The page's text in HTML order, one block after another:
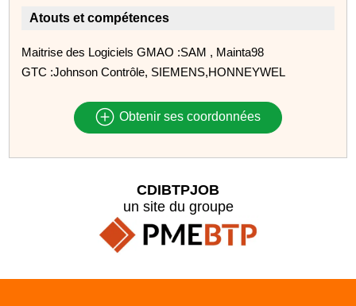
Atouts et compétences
Maitrise des Logiciels GMAO :SAM , Mainta98
GTC :Johnson Contrôle, SIEMENS,HONNEYWEL
Obtenir ses coordonnées
CDIBTPJOB
un site du groupe